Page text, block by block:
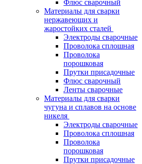
Флюс сварочный
Материалы для сварки
нержавеющих и
жаростойких сталей
Электроды сварочные
Проволока сплошная
Проволока
порошковая
Прутки присадочные
Флюс сварочный
Ленты сварочные
Материалы для сварки
чугуна и сплавов на основе
никеля
Электроды сварочные
Проволока сплошная
Проволока
порошковая
Прутки присадочные